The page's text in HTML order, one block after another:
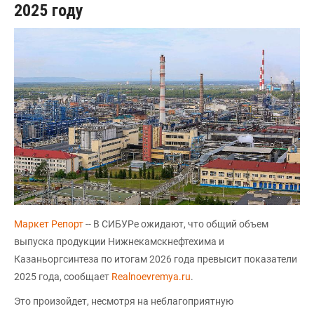
2025 году
Маркет Репорт-- В СИБУРе ожидают, что общий объем
выпуска продукции Нижнекамскнефтехима и
Казаньоргсинтеза по итогам 2026 года превысит показатели
2025 года, сообщает Realnoevremya.ru.
Это произойдет, несмотря на неблагоприятную